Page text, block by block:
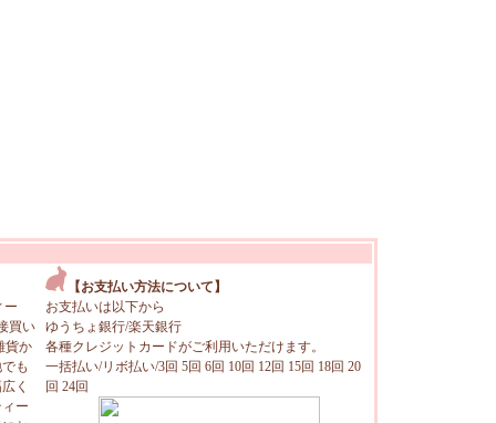
ー
買い
貨か
も
く
ー
【お支払い方法について】
お支払いは以下から
ゆうちょ銀行/楽天銀行
各種クレジットカードがご利用いただけます。
一括払い/リボ払い/3回 5回 6回 10回 12回 15回 18回 20
回 24回